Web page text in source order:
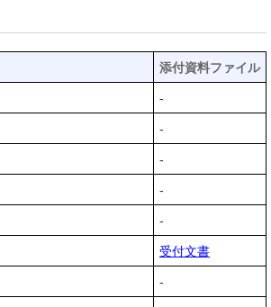
添付資料ファイル
-
-
-
-
-
受付文書
-